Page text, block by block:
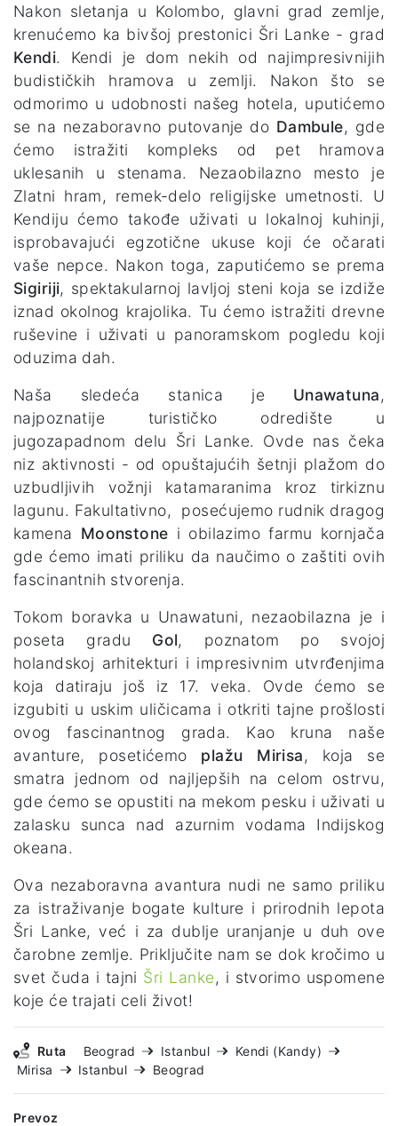
Nakon sletanja u Kolombo, glavni grad zemlje,
krenućemo ka bivšoj prestonici Šri Lanke - grad
Kendi. Kendi je dom nekih od najimpresivnijih
budističkih hramova u zemlji. Nakon što se
odmorimo u udobnosti našeg hotela, uputićemo
se na nezaboravno putovanje do Dambule, gde
ćemo istražiti kompleks od pet hramova
uklesanih u stenama. Nezaobilazno mesto je
Zlatni hram, remek-delo religijske umetnosti. U
Kendiju ćemo takođe uživati u lokalnoj kuhinji,
isprobavajući egzotične ukuse koji će očarati
vaše nepce. Nakon toga, zaputićemo se prema
Sigiriji, spektakularnoj lavljoj steni koja se izdiže
iznad okolnog krajolika. Tu ćemo istražiti drevne
ruševine i uživati u panoramskom pogledu koji
oduzima dah.
Naša sledeća stanica je Unawatuna,
najpoznatije turističko odredište u
jugozapadnom delu Šri Lanke. Ovde nas čeka
niz aktivnosti - od opuštajućih šetnji plažom do
uzbudljivih vožnji katamaranima kroz tirkiznu
lagunu. Fakultativno, posećujemo rudnik dragog
kamena Moonstone i obilazimo farmu kornjača
gde ćemo imati priliku da naučimo o zaštiti ovih
fascinantnih stvorenja.
Tokom boravka u Unawatuni, nezaobilazna je i
poseta gradu Gol, poznatom po svojoj
holandskoj arhitekturi i impresivnim utvrđenjima
koja datiraju još iz 17. veka. Ovde ćemo se
izgubiti u uskim uličicama i otkriti tajne prošlosti
ovog fascinantnog grada. Kao kruna naše
avanture, posetićemo plažu Mirisa, koja se
smatra jednom od najljepših na celom ostrvu,
gde ćemo se opustiti na mekom pesku i uživati u
zalasku sunca nad azurnim vodama Indijskog
okeana.
Ova nezaboravna avantura nudi ne samo priliku
za istraživanje bogate kulture i prirodnih lepota
Šri Lanke, već i za dublje uranjanje u duh ove
čarobne zemlje. Priključite nam se dok kročimo u
svet čuda i tajni Šri Lanke, i stvorimo uspomene
koje će trajati celi život!
Ruta Beograd Istanbul
Kendi (Kandy)
Mirisa
Istanbul Beograd
Prevoz